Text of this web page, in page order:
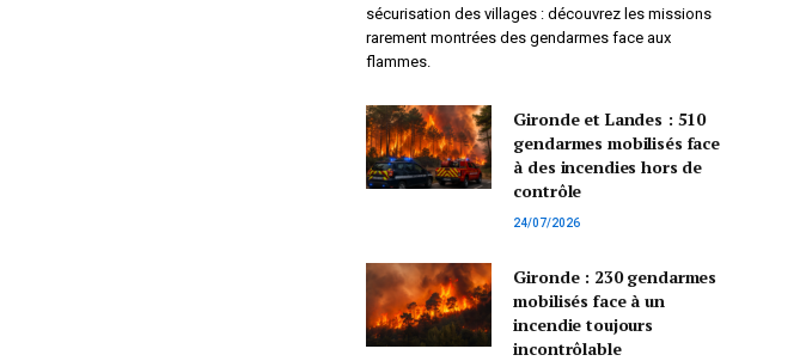
sécurisation des villages : découvrez les missions
rarement montrées des gendarmes face aux
flammes.
Gironde et Landes : 510
gendarmes mobilisés face
à des incendies hors de
contrôle
24/07/2026
Gironde : 230 gendarmes
mobilisés face à un
incendie toujours
incontrôlable